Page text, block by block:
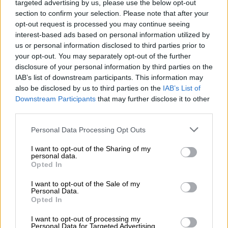
targeted advertising by us, please use the below opt-out
section to confirm your selection. Please note that after your
opt-out request is processed you may continue seeing
interest-based ads based on personal information utilized by
us or personal information disclosed to third parties prior to
your opt-out. You may separately opt-out of the further
disclosure of your personal information by third parties on the
IAB’s list of downstream participants. This information may
also be disclosed by us to third parties on the IAB’s List of
Downstream Participants that may further disclose it to other
Please note that this website/app uses one or more Google
not limited to your visit or usage behaviour. You may click to
grant or deny consent to Google and its third-party tags to
use your data for below specified purposes in below Google
consent section.
Personal Data Processing Opt Outs
I want to opt-out of the Sharing of my
personal data.
Opted In
I want to opt-out of the Sale of my
Personal Data.
Opted In
I want to opt-out of processing my
Personal Data for Targeted Advertising.
Η Ιρλανδία χρησιμοποίησε τον
πλεονασματικό της προϋπολογισμό για
να χρηματοδοτήσει την ελάφρυνση του
ενεργειακού κόστους.
Η Δανία συμφώνησε τον Σεπτέμβριο σε
ένα πακέτο 5,05 δισεκατομμυρίων
δανικών κορωνών (661,27 εκατομμύρια
χονδρικής ηλεκτρικής ενέργειας και
φυσικού αερίου για τις επιχειρήσεις και
βοηθά τα νοικοκυριά.
δισ. ευρώ σε επιδοτήσεις λογαριασμού
ρεύματος τον Οκτώβριο.
Η Νορβηγία θα δαπανήσει 3